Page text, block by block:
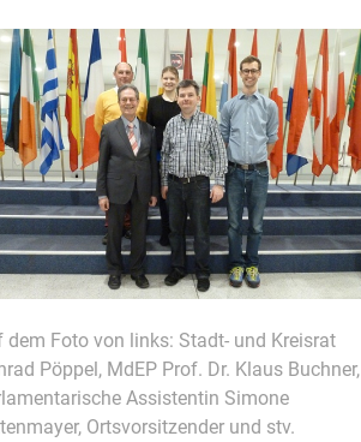
dem Foto von links: Stadt- und Kreisrat
Pöppel, MdEP Prof. Dr. Klaus Buchner,
Assistentin Simone
Ortsvorsitzender und stv.